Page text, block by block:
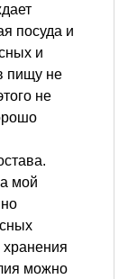
посуда и
и
пищу не
не
мой
хранения
можно